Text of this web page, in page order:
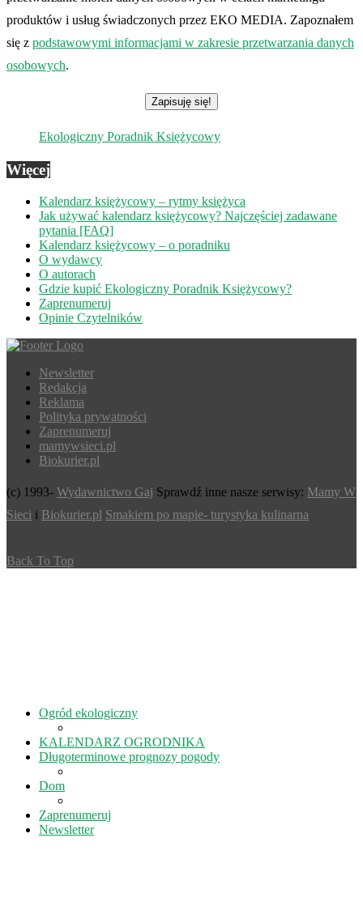
produktów i usług świadczonych przez EKO MEDIA. Zapoznałem
się z podstawowymi informacjami w zakresie przetwarzania danych
osobowych.
Ekologiczny Poradnik Księżycowy
Więcej
Kalendarz księżycowy – rytmy księżyca
Jak używać kalendarz księżycowy? Najczęściej zadawane
pytania [FAQ]
Kalendarz księżycowy – o poradniku
O wydawcy
O autorach
Gdzie kupić Ekologiczny Poradnik Księżycowy?
Zaprenumeruj
Opinie Czytelników
Newsletter
Redakcja
Reklama
Polityka prywatności
Zaprenumeruj
mamywsieci.pl
Biokurier.pl
(c) 1993- Wydawnictwo Gaj Sprawdź inne nasze serwisy: Mamy W
Sieci i Biokurier.pl Smakiem po mapie- turystyka kulinarna
Back To Top
Ogród ekologiczny
KALENDARZ OGRODNIKA
Długoterminowe prognozy pogody
Dom
Zaprenumeruj
Newsletter